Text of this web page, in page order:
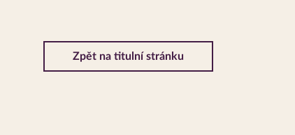
Zpět na titulní stránku